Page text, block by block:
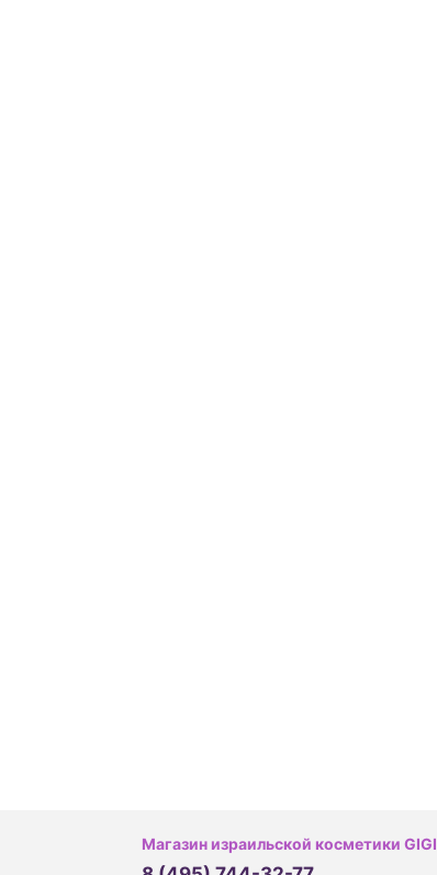
Магазин израильской косметики GIGI